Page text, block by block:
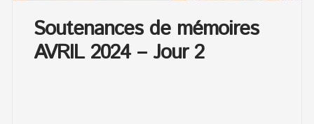
Soutenances de mémoires
AVRIL 2024 – Jour 2